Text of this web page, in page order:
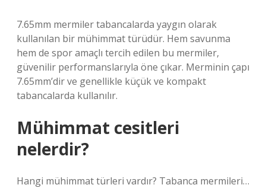
7.65mm mermiler tabancalarda yaygın olarak
kullanılan bir mühimmat türüdür. Hem savunma
hem de spor amaçlı tercih edilen bu mermiler,
güvenilir performanslarıyla öne çıkar. Merminin çapı
7.65mm’dir ve genellikle küçük ve kompakt
tabancalarda kullanılır.
Mühimmat cesitleri
nelerdir?
Hangi mühimmat türleri vardır? Tabanca mermileri…